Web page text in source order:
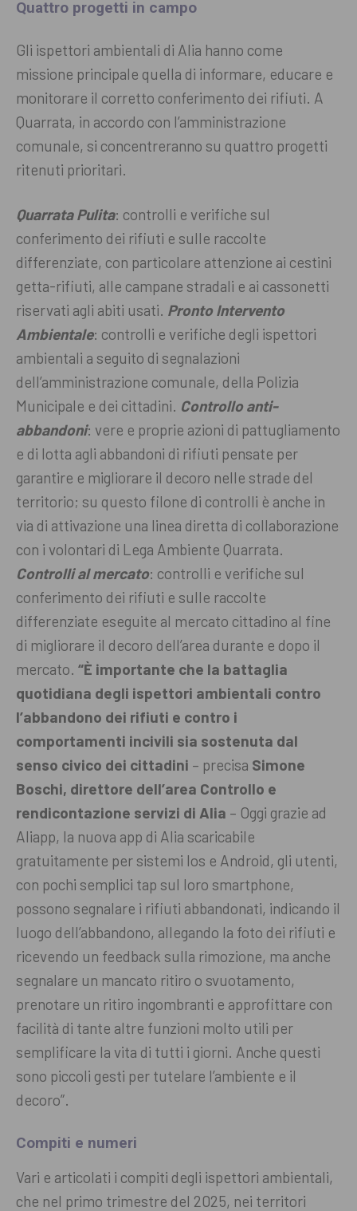
Quattro progetti in campo
Gli ispettori ambientali di Alia hanno come
missione principale quella di informare, educare e
monitorare il corretto conferimento dei rifiuti. A
Quarrata, in accordo con l’amministrazione
comunale, si concentreranno su quattro progetti
ritenuti prioritari.
Quarrata Pulita: controlli e verifiche sul
conferimento dei rifiuti e sulle raccolte
differenziate, con particolare attenzione ai cestini
getta-rifiuti, alle campane stradali e ai cassonetti
riservati agli abiti usati. Pronto Intervento
Ambientale: controlli e verifiche degli ispettori
ambientali a seguito di segnalazioni
dell’amministrazione comunale, della Polizia
Municipale e dei cittadini. Controllo anti-
abbandoni: vere e proprie azioni di pattugliamento
e di lotta agli abbandoni di rifiuti pensate per
garantire e migliorare il decoro nelle strade del
territorio; su questo filone di controlli è anche in
via di attivazione una linea diretta di collaborazione
con i volontari di Lega Ambiente Quarrata.
Controlli al mercato: controlli e verifiche sul
conferimento dei rifiuti e sulle raccolte
differenziate eseguite al mercato cittadino al fine
di migliorare il decoro dell’area durante e dopo il
mercato. “È importante che la battaglia
quotidiana degli ispettori ambientali contro
l’abbandono dei rifiuti e contro i
comportamenti incivili sia sostenuta dal
senso civico dei cittadini – precisa Simone
Boschi, direttore dell’area Controllo e
rendicontazione servizi di Alia – Oggi grazie ad
Aliapp, la nuova app di Alia scaricabile
gratuitamente per sistemi Ios e Android, gli utenti,
con pochi semplici tap sul loro smartphone,
possono segnalare i rifiuti abbandonati, indicando il
luogo dell’abbandono, allegando la foto dei rifiuti e
ricevendo un feedback sulla rimozione, ma anche
segnalare un mancato ritiro o svuotamento,
prenotare un ritiro ingombranti e approfittare con
facilità di tante altre funzioni molto utili per
semplificare la vita di tutti i giorni. Anche questi
sono piccoli gesti per tutelare l’ambiente e il
decoro”.
Compiti e numeri
Vari e articolati i compiti degli ispettori ambientali,
che nel primo trimestre del 2025, nei territori